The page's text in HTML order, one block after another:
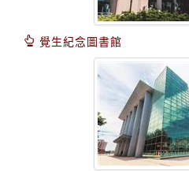
覺生紀念圖書館